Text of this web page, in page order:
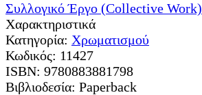
Συλλογικό Έργο (Collective Work)
Χαρακτηριστικά
Κατηγορία: Χρωματισμού
Κωδικός: 11427
ISBN: 9780883881798
Βιβλιοδεσία: Paperback